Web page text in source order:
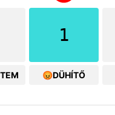
1
😡DÜHÍTŐ